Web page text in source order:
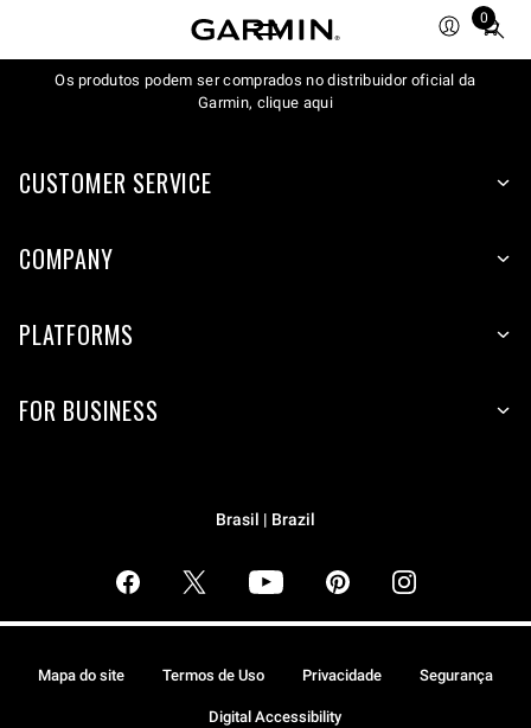
0
Total
items
in
Os produtos podem ser comprados no distribuidor oficial da
Garmin, clique aqui
CUSTOMER SERVICE
COMPANY
PLATFORMS
FOR BUSINESS
Brasil | Brazil
Mapa do site Termos de Uso Privacidade Segurança
Digital Accessibility